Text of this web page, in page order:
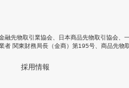
融先物取引業協会 日本商品先物取引協会
者 関東財務局長（金商）第195号、商品先物
採用情報